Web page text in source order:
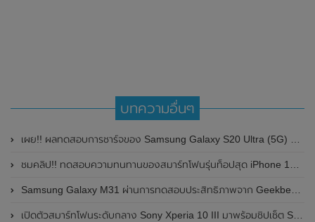
บทความอื่นๆ
เผย!! ผลทดสอบการชาร์จของ Samsung Galaxy S20 Ultra (5G) รวดเร็วน่าประทับใจ
ชมคลิป!! ทดสอบความทนทานของสมาร์ทโฟนรุ่นท็อปสุด iPhone 13 Pro Max จาก JerryRigEverthing
Samsung Galaxy M31 ผ่านการทดสอบประสิทธิภาพจาก Geekbench แล้ว มาพร้อมชิป Exynos 9611 SoC
เปิดตัวสมาร์ทโฟนระดับกลาง Sony Xperia 10 III มาพร้อมชิปเซ็ต Snapdragon 690 และกล้องหลัง 3 ตัว